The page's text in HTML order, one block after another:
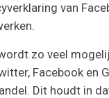
van
zo veel
Facebook en
Dit houdt in